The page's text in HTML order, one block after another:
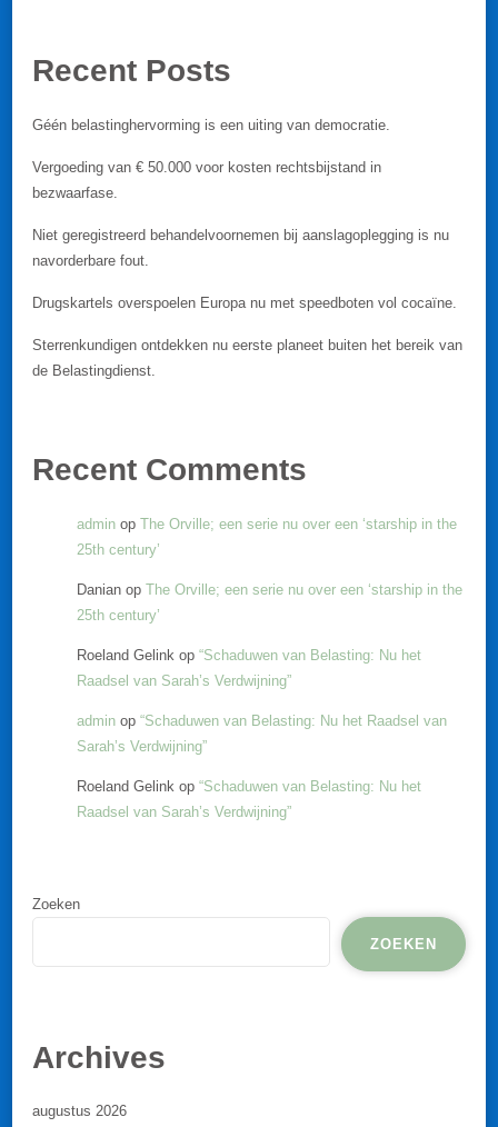
Recent Posts
Géén belastinghervorming is een uiting van democratie.
Vergoeding van € 50.000 voor kosten rechtsbijstand in
bezwaarfase.
Niet geregistreerd behandelvoornemen bij aanslagoplegging is nu
navorderbare fout.
Drugskartels overspoelen Europa nu met speedboten vol cocaïne.
Sterrenkundigen ontdekken nu eerste planeet buiten het bereik van
de Belastingdienst.
Recent Comments
admin op The Orville; een serie nu over een ‘starship in the
25th century’
Danian op The Orville; een serie nu over een ‘starship in the
25th century’
Roeland Gelink op “Schaduwen van Belasting: Nu het
Raadsel van Sarah’s Verdwijning”
admin op “Schaduwen van Belasting: Nu het Raadsel van
Sarah’s Verdwijning”
Roeland Gelink op “Schaduwen van Belasting: Nu het
Raadsel van Sarah’s Verdwijning”
Zoeken
ZOEKEN
Archives
augustus 2026